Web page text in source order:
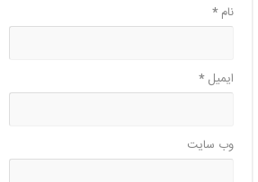
نام*
ایمیل*
وب‌ سایت